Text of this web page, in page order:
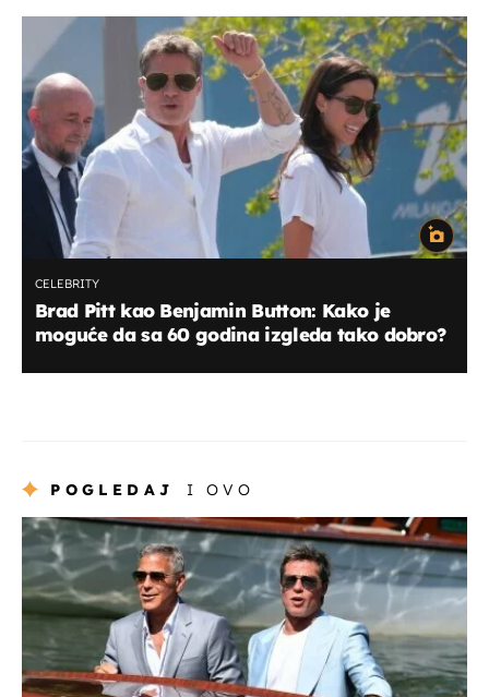
CELEBRITY
Brad Pitt kao Benjamin Button: Kako je
moguće da sa 60 godina izgleda tako dobro?
POGLEDAJ I OVO